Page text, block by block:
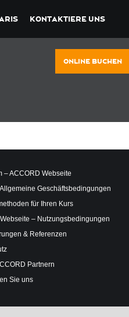
KONTAKTIERE UNS
ONLINE BUCHEN
– ACCORD Webseite
Geschäftsbedingungen
für Ihren Kurs
– Nutzungsbedingungen
& Referenzen
Partnern
Sie uns